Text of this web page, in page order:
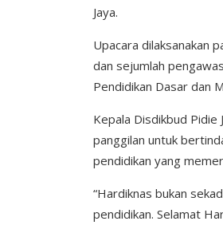
Jaya.
Upacara dilaksanakan
dan sejumlah
Pendidikan Dasar dan
Kepala Disdikbud Pidie
panggilan untuk
pendidikan yang
“Hardiknas bukan
pendidikan. Selamat